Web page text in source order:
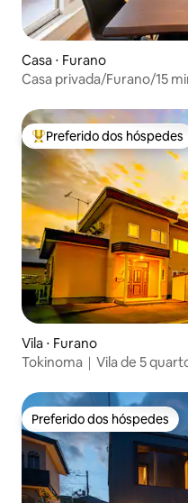
Casa ⋅ Furano
Casa privada/Furano/15
Entre os melhores
Preferido dos hóspedes
Vila ⋅ Furano
Tokinoma｜Vila de 5
Preferido dos hóspedes
Preferido dos hóspedes